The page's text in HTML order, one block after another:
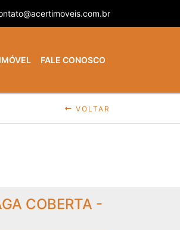
FALE CONOSCO
VOLTAR
COBERTA -